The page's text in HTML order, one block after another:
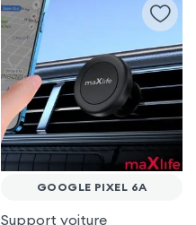
GOOGLE PIXEL 6A
Support voiture